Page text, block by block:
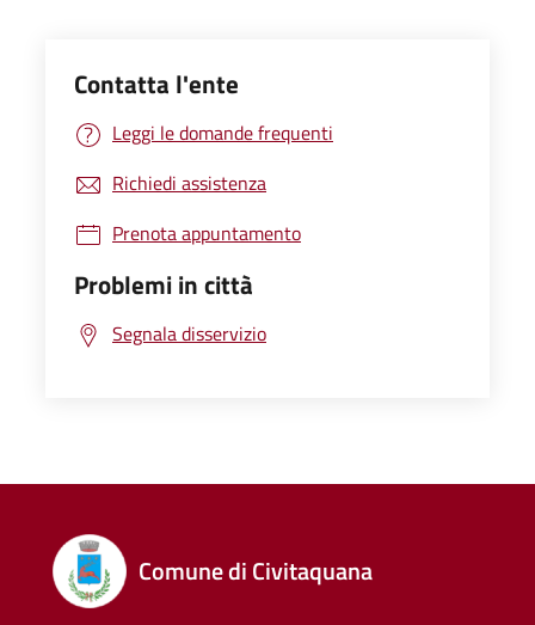
Contatta l'ente
Leggi le domande frequenti
Richiedi assistenza
Prenota appuntamento
Problemi in città
Segnala disservizio
Comune di Civitaquana